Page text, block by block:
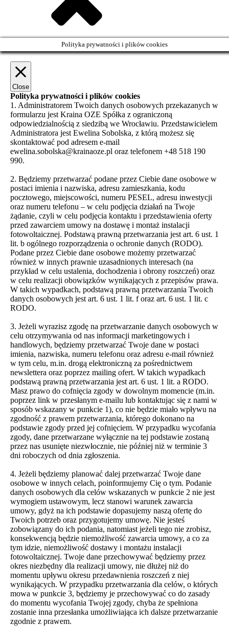
Polityka prywatności i plików cookies
Close
Polityka prywatności i plików cookies
1. Administratorem Twoich danych osobowych przekazanych w
formularzu jest Kraina OZE Spółka z ograniczoną
odpowiedzialnością z siedzibą we Wrocławiu. Przedstawicielem
Administratora jest Ewelina Sobolska, z którą możesz się
skontaktować pod adresem e-mail
ewelina.sobolska@krainaoze.pl oraz telefonem +48 518 190
990.
2. Będziemy przetwarzać podane przez Ciebie dane osobowe w
postaci imienia i nazwiska, adresu zamieszkania, kodu
pocztowego, miejscowości, numeru PESEL, adresu inwestycji
oraz numeru telefonu – w celu podjęcia działań na Twoje
żądanie, czyli w celu podjęcia kontaktu i przedstawienia oferty
przed zawarciem umowy na dostawę i montaż instalacji
fotowoltaicznej. Podstawą prawną przetwarzania jest art. 6 ust. 1
lit. b ogólnego rozporządzenia o ochronie danych (RODO).
Podane przez Ciebie dane osobowe możemy przetwarzać
również w innych prawnie uzasadnionych interesach (na
przykład w celu ustalenia, dochodzenia i obrony roszczeń) oraz
w celu realizacji obowiązków wynikających z przepisów prawa.
W takich wypadkach, podstawą prawną przetwarzania Twoich
danych osobowych jest art. 6 ust. 1 lit. f oraz art. 6 ust. 1 lit. c
RODO.
3. Jeżeli wyrazisz zgodę na przetwarzanie danych osobowych w
celu otrzymywania od nas informacji marketingowych i
handlowych, będziemy przetwarzać Twoje dane w postaci
imienia, nazwiska, numeru telefonu oraz adresu e-mail również
w tym celu, m.in. drogą elektroniczną za pośrednictwem
newslettera oraz poprzez mailing ofert. W takich wypadkach
podstawą prawną przetwarzania jest art. 6 ust. 1 lit. a RODO.
Masz prawo do cofnięcia zgody w dowolnym momencie (m.in.
poprzez link w przesłanym e-mailu lub kontaktując się z nami w
sposób wskazany w punkcie 1), co nie będzie miało wpływu na
zgodność z prawem przetwarzania, którego dokonano na
podstawie zgody przed jej cofnięciem. W przypadku wycofania
zgody, dane przetwarzane wyłącznie na tej podstawie zostaną
przez nas usunięte niezwłocznie, nie później niż w terminie 3
dni roboczych od dnia zgłoszenia.
4. Jeżeli będziemy planować dalej przetwarzać Twoje dane
osobowe w innych celach, poinformujemy Cię o tym. Podanie
danych osobowych dla celów wskazanych w punkcie 2 nie jest
wymogiem ustawowym, lecz stanowi warunek zawarcia
umowy, gdyż na ich podstawie dopasujemy naszą ofertę do
Twoich potrzeb oraz przygotujemy umowę. Nie jesteś
zobowiązany do ich podania, natomiast jeżeli tego nie zrobisz,
konsekwencją będzie niemożliwość zawarcia umowy, a co za
tym idzie, niemożliwość dostawy i montażu instalacji
fotowoltaicznej. Twoje dane przechowywać będziemy przez
okres niezbędny dla realizacji umowy, nie dłużej niż do
momentu upływu okresu przedawnienia roszczeń z niej
wynikających. W przypadku przetwarzania dla celów, o których
mowa w punkcie 3, będziemy je przechowywać co do zasady
do momentu wycofania Twojej zgody, chyba że spełniona
zostanie inna przesłanka umożliwiająca ich dalsze przetwarzanie
zgodnie z prawem.